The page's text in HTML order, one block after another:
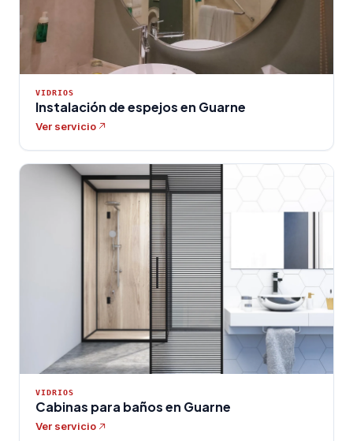
VIDRIOS
Instalación de espejos en Guarne
Ver servicio
VIDRIOS
Cabinas para baños en Guarne
Ver servicio